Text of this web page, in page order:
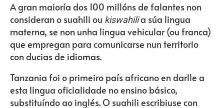
A gran maioría dos 100 millóns de falantes non
consideran o suahili ou kiswahilia súa lingua
materna, se non unha lingua vehicular (ou franca)
que empregan para comunicarse nun territorio
con ducias de idiomas.
Tanzania foi o primeiro país africano en darlle a
esta lingua oficialidade no ensino básico,
substituíndo ao inglés. O suahili escribiuse con